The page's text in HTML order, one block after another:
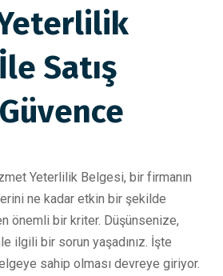
Satış
Yeterlilik Belgesi, bir firmanın
ne kadar etkin bir şekilde
önemli bir kriter. Düşünsenize,
ilgili bir sorun yaşadınız. İşte
sahip olması devreye giriyor.